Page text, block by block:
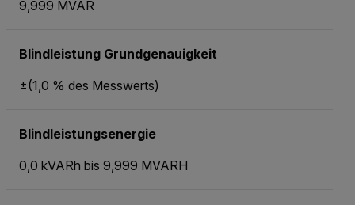
9,999 MVAR
Blindleistung Grundgenauigkeit
±(1,0 % des Messwerts)
Blindleistungsenergie
0,0 kVARh bis 9,999 MVARH